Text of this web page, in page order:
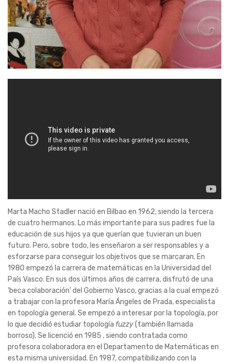
Marta Macho Stadler nació en Bilbao en 1962, siendo la tercera
de cuatro hermanos. Lo más importante para sus padres fue la
educación de sus hijos ya que querían que tuvieran un buen
futuro. Pero, sobre todo, les enseñaron a ser responsables y a
esforzarse para conseguir los objetivos que se marcaran. En
1980 empezó la carrera de matemáticas en la Universidad del
País Vasco. En sus dos últimos años de carrera, disfrutó de una
‘beca colaboración’ del Gobierno Vasco, gracias a la cual empezó
a trabajar con la profesora María Ángeles de Prada, especialista
en topología general. Se empezó a interesar por la topología, por
lo que decidió estudiar topología fuzzy(también llamada
borroso). Se licenció en 1985 , siendo contratada como
profesora colaboradora en el Departamento de Matemáticas en
esta misma universidad. En 1987, compatibilizando con la